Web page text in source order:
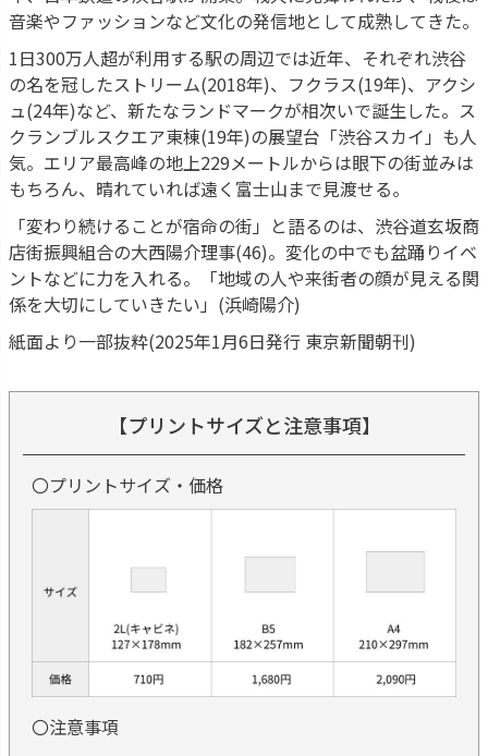
音楽やファッションなど文化の発信地として成熟してきた。
1日300万人超が利用する駅の周辺では近年、それぞれ渋谷
の名を冠したストリーム(2018年)、フクラス(19年)、アクシ
ュ(24年)など、新たなランドマークが相次いで誕生した。ス
クランブルスクエア東棟(19年)の展望台「渋谷スカイ」も人
気。エリア最高峰の地上229メートルからは眼下の街並みは
もちろん、晴れていれば遠く富士山まで見渡せる。
「変わり続けることが宿命の街」と語るのは、渋谷道玄坂商
店街振興組合の大西陽介理事(46)。変化の中でも盆踊りイベ
ントなどに力を入れる。「地域の人や来街者の顔が見える関
係を大切にしていきたい」(浜崎陽介)
紙面より一部抜粋(2025年1月6日発行 東京新聞朝刊)
【プリントサイズと注意事項】
〇プリントサイズ・価格
〇注意事項